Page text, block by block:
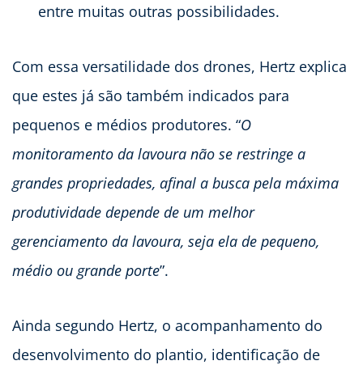
entre muitas outras possibilidades.
Com essa versatilidade dos drones, Hertz explica
que estes já são também indicados para
pequenos e médios produtores. “O
monitoramento da lavoura não se restringe a
grandes propriedades, afinal a busca pela máxima
produtividade depende de um melhor
gerenciamento da lavoura, seja ela de pequeno,
médio ou grande porte”.
Ainda segundo Hertz, o acompanhamento do
desenvolvimento do plantio, identificação de